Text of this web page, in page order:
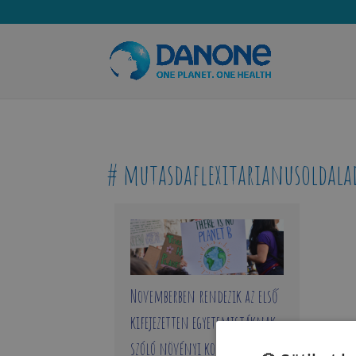
#
Novemberben rendezik az első
kifejezetten egyetemistáknak
szóló növényi konferenciát